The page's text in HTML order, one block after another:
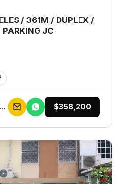
/ 361M / DUPLEX /
JC
Galceb Group Bienes Raices $358,200